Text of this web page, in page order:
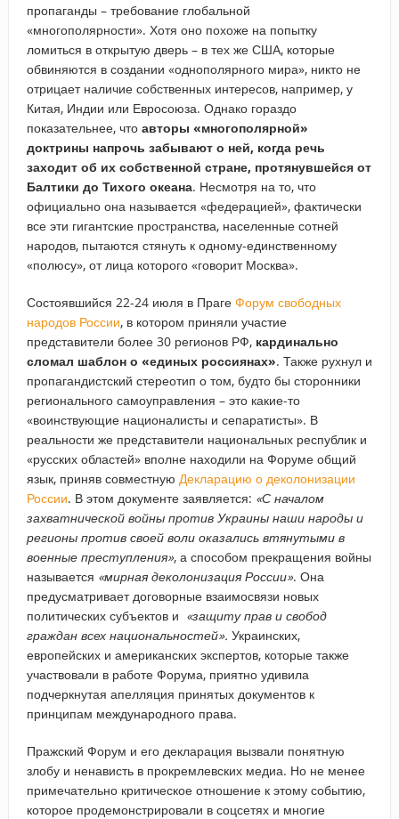
пропаганды – требование глобальной
«многополярности». Хотя оно похоже на попытку
ломиться в открытую дверь – в тех же США, которые
обвиняются в создании «однополярного мира», никто не
отрицает наличие собственных интересов, например, у
Китая, Индии или Евросоюза. Однако гораздо
показательнее, что авторы «многополярной»
доктрины напрочь забывают о ней, когда речь
заходит об их собственной стране, протянувшейся от
Балтики до Тихого океана. Несмотря на то, что
официально она называется «федерацией», фактически
все эти гигантские пространства, населенные сотней
народов, пытаются стянуть к одному-единственному
«полюсу», от лица которого «говорит Москва».
Состоявшийся 22-24 июля в Праге Форум свободных
народов России, в котором приняли участие
представители более 30 регионов РФ, кардинально
сломал шаблон о «единых россиянах». Также рухнул и
пропагандистский стереотип о том, будто бы сторонники
регионального самоуправления – это какие-то
«воинствующие националисты и сепаратисты». В
реальности же представители национальных республик и
«русских областей» вполне находили на Форуме общий
язык, приняв совместную Декларацию о деколонизации
России. В этом документе заявляется: «С началом
захватнической войны против Украины наши народы и
регионы против своей воли оказались втянутыми в
военные преступления», а способом прекращения войны
называется «мирная деколонизация России». Она
предусматривает договорные взаимосвязи новых
политических субъектов и «защиту прав и свобод
граждан всех национальностей». Украинских,
европейских и американских экспертов, которые также
участвовали в работе Форума, приятно удивила
подчеркнутая апелляция принятых документов к
принципам международного права.
Пражский Форум и его декларация вызвали понятную
злобу и ненависть в прокремлевских медиа. Но не менее
примечательно критическое отношение к этому событию,
которое продемонстрировали в соцсетях и многие